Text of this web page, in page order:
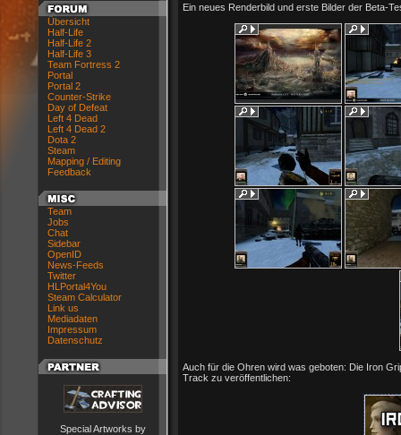
Übersicht
Half-Life
Half-Life 2
Half-Life 3
Team Fortress 2
Portal
Portal 2
Counter-Strike
Day of Defeat
Left 4 Dead
Left 4 Dead 2
Dota 2
Steam
Mapping / Editing
Feedback
Team
Jobs
Chat
Sidebar
OpenID
News-Feeds
Twitter
HLPortal4You
Steam Calculator
Link us
Mediadaten
Impressum
Datenschutz
Special Artworks by
Ein neues Renderbild und erste Bilder der Beta-
Auch für die Ohren wird was geboten: Die Iron
Track zu veröffentlichen: